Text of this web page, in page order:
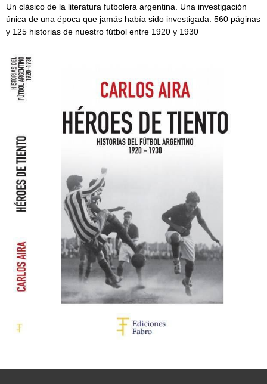
Un clásico de la literatura futbolera argentina. Una investigación
única de una época que jamás había sido investigada. 560 páginas
y 125 historias de nuestro fútbol entre 1920 y 1930